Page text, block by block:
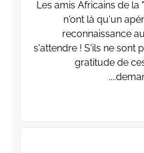
Les amis Africains de la
n'ont là qu'un
reconnaissance
s'attendre ! S'ils ne sont
gratitude de